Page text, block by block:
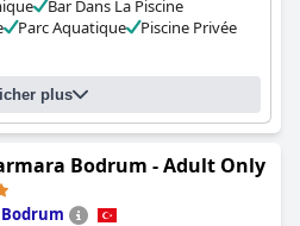
Bar Dans La Piscine
Parc Aquatique
Piscine Privée
plus
Bodrum - Adult Only
Bodrum